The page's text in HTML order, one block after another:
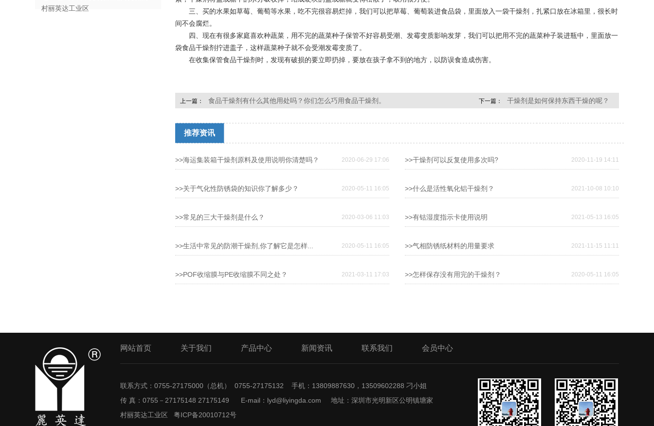
村丽英达工业区
三、买的水果如草莓、葡萄等水果，吃不完很容易烂掉，我们可以把草莓、葡萄装进食品袋，里面放入一袋干燥剂，扎紧口放在冰箱里，很长时
间不会腐烂。
四、现在有很多家庭喜欢种蔬菜，用不完的蔬菜种子保管不好容易受潮、发霉变质影响发芽，我们可以把用不完的蔬菜种子装进瓶中，里面放一
袋食品干燥剂拧进盖子，这样蔬菜种子就不会受潮发霉变质了。
在收集保管食品干燥剂时，发现有破损的要立即扔掉，要放在孩子拿不到的地方，以防误食造成伤害。
上一篇： 食品干燥剂有什么其他用处吗？你们怎么巧用食品干燥剂。 下一篇： 干燥剂是如何保持东西干燥的呢？
推荐资讯
>>海运集装箱干燥剂原料及使用说明你清楚吗？ 2020-06-29 17:06
>>关于气化性防锈袋的知识你了解多少？ 2020-05-11 16:05
>>常见的三大干燥剂是什么？ 2020-03-06 11:03
>>生活中常见的防潮干燥剂,你了解它是怎样... 2020-05-11 16:05
>>POF收缩膜与PE收缩膜不同之处？ 2021-03-11 17:03
>>干燥剂可以反复使用多次吗? 2020-11-19 14:11
>>什么是活性氧化铝干燥剂？ 2021-10-08 10:10
>>有钴湿度指示卡使用说明 2021-05-13 16:05
>>气相防锈纸材料的用量要求 2021-11-15 11:11
>>怎样保存没有用完的干燥剂？ 2020-05-11 16:05
网站首页 关于我们 产品中心 新闻资讯 联系我们 会员中心
联系方式：0755-27175000（总机） 0755-27175132 手机：13809887630，13509602288 刁小姐
传 真：0755－27175148 27175149 E-mail：lyd@liyingda.com 地址：深圳市光明新区公明镇塘家
村丽英达工业区 粤ICP备20010712号